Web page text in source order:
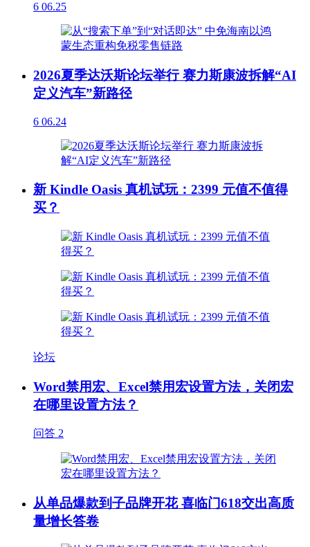
6 06.25
2026夏季达沃斯论坛举行 赛力斯康波拆解“AI
定义汽车”新路径
6 06.24
新 Kindle Oasis 真机试玩：2399 元值不值得
买？
论坛
Word禁用宏、Excel禁用宏设置方法，关闭宏
在哪里设置方法？
问答 2
从单品爆款到子品牌开花 喜临门618交出高质
量增长答卷